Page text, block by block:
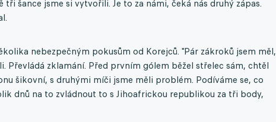
šance jsme si vytvořili. Je to za námi, čeká nás druhý zápas.
nebezpečným pokusům od Korejců. "Pár zákroků jsem měl,
Převládá zklamání. Před prvním gólem běžel střelec sám, chtěl
šikovní, s druhými míči jsme měli problém. Podíváme se, co
dnů na to zvládnout to s Jihoafrickou republikou za tři body,